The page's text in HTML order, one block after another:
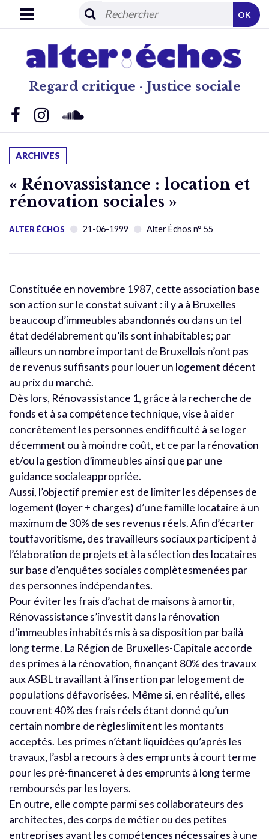
Regard critique · Justice sociale
OK
ARCHIVES
« Rénovassistance : location et
rénovation sociales »
ALTER ÉCHOS 21-06-1999 Alter Échos n° 55
Constituée en novembre 1987, cette association base
son action sur le constat suivant : il y a à Bruxelles
beaucoup d’immeubles abandonnés ou dans un tel
état dedélabrement qu’ils sont inhabitables; par
ailleurs un nombre important de Bruxellois n’ont pas
de revenus suffisants pour louer un logement décent
au prix du marché.
Dès lors, Rénovassistance 1, grâce à la recherche de
fonds et à sa compétence technique, vise à aider
concrètement les personnes endifficulté à se loger
décemment ou à moindre coût, et ce par la rénovation
et/ou la gestion d’immeubles ainsi que par une
guidance socialeappropriée.
Aussi, l’objectif premier est de limiter les dépenses de
logement (loyer + charges) d’une famille locataire à un
maximum de 30% de ses revenus réels. Afin d’écarter
toutfavoritisme, des travailleurs sociaux participent à
l’élaboration de projets et à la sélection des locataires
sur base d’enquêtes sociales complètesmenées par
des personnes indépendantes.
Pour éviter les frais d’achat de maisons à amortir,
Rénovassistance s’investit dans la rénovation
d’immeubles inhabités mis à sa disposition par bailà
long terme. La Région de Bruxelles-Capitale accorde
des primes à la rénovation, finançant 80% des travaux
aux ASBL travaillant à l’insertion par lelogement de
populations défavorisées. Même si, en réalité, elles
couvrent 40% des frais réels étant donné qu’un
certain nombre de règleslimitent les montants
acceptés. Les primes n’étant liquidées qu’après les
travaux, l’asbl a recours à des emprunts à court terme
pour les pré-financeret à des emprunts à long terme
remboursés par les loyers.
En outre, elle compte parmi ses collaborateurs des
architectes, des corps de métier ou des petites
entreprises ayant les compétences nécessaires à une